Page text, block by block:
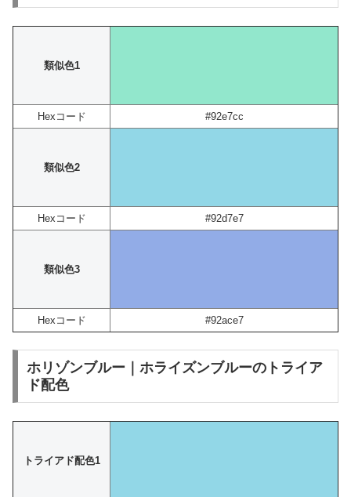
類似色1
Hexコード #92e7cc
類似色2
Hexコード #92d7e7
類似色3
Hexコード #92ace7
ホリゾンブルー｜ホライズンブルーのトライア
ド配色
トライアド配色1